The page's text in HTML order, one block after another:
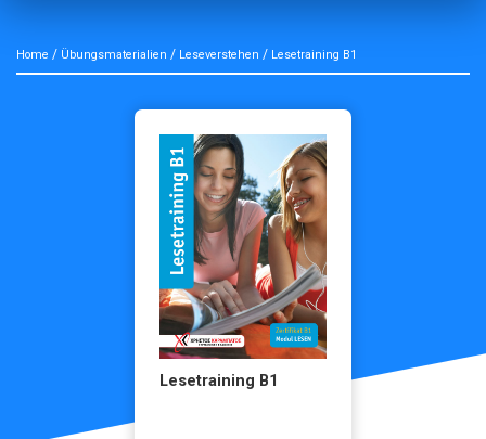
Home / Übungsmaterialien / Leseverstehen / Lesetraining B1
Lesetraining B1